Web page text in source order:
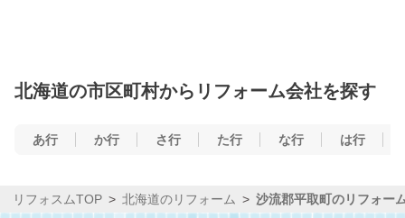
北海道の市区町村からリフォーム会社を探す
あ行 か行 さ行 た行 な行 は行
リフォスムTOP 北海道のリフォーム 沙流郡平取町のリフォー